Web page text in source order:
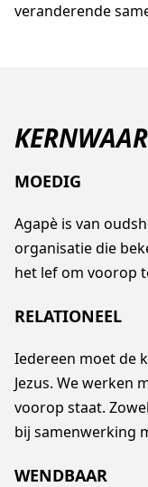
veranderende
MOEDIG
Agapè is van
organisatie die
het lef om voorop
RELATIONEEL
Iedereen moet de
Jezus. We werken
voorop staat.
bij samenwerking
WENDBAAR